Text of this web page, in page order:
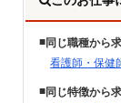
同じ職種から
看護師・保健
同じ特徴から